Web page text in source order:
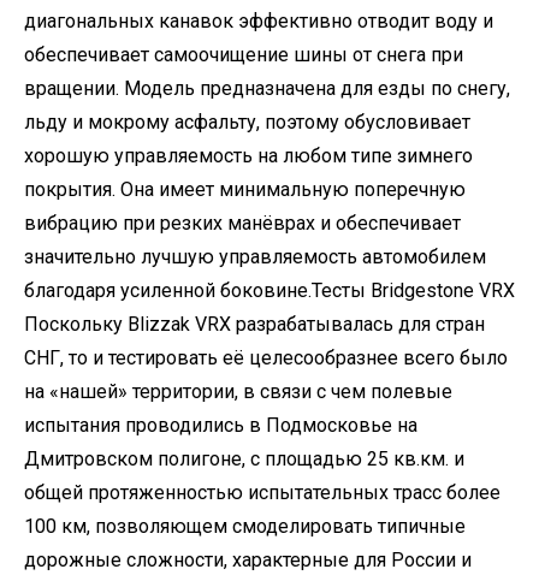
диагональных канавок эффективно отводит воду и
обеспечивает самоочищение шины от снега при
вращении. Модель предназначена для езды по снегу,
льду и мокрому асфальту, поэтому обусловивает
хорошую управляемость на любом типе зимнего
покрытия. Она имеет минимальную поперечную
вибрацию при резких манёврах и обеспечивает
значительно лучшую управляемость автомобилем
благодаря усиленной боковине.Тесты Bridgestone VRX
Поскольку Blizzak VRX разрабатывалась для стран
СНГ, то и тестировать её целесообразнее всего было
на «нашей» территории, в связи с чем полевые
испытания проводились в Подмосковье на
Дмитровском полигоне, с площадью 25 кв.км. и
общей протяженностью испытательных трасс более
100 км, позволяющем смоделировать типичные
дорожные сложности, характерные для России и